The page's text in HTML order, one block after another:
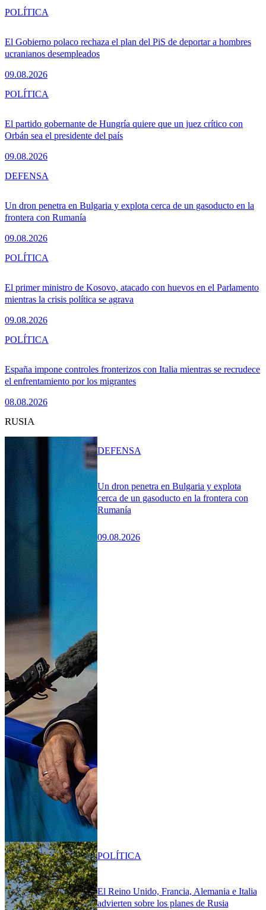
El Gobierno polaco rechaza el plan del PiS de deportar a hombres
ucranianos desempleados
09.08.2026
POLÍTICA
El partido gobernante de Hungría quiere que un juez crítico con
Orbán sea el presidente del país
09.08.2026
POLÍTICA
Un dron penetra en Bulgaria y explota cerca de un gasoducto en la
frontera con Rumanía
09.08.2026
DEFENSA
El primer ministro de Kosovo, atacado con huevos en el Parlamento
mientras la crisis política se agrava
09.08.2026
POLÍTICA
España impone controles fronterizos con Italia mientras se recrudece
el enfrentamiento por los migrantes
08.08.2026
POLÍTICA
RUSIA
Un dron penetra en Bulgaria y explota
cerca de un gasoducto en la frontera con
Rumanía
09.08.2026
DEFENSA
El Reino Unido, Francia, Alemania e Italia
advierten sobre los planes de Rusia
POLÍTICA